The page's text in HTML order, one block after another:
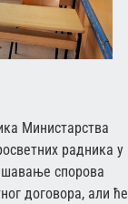
Министарства
радника у
спорова
договора, али ће